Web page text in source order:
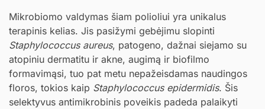
Mikrobiomo valdymas šiam polioliui yra unikalus
terapinis kelias. Jis pasižymi gebėjimu slopinti
Staphylococcus aureus, patogeno, dažnai siejamo su
atopiniu dermatitu ir akne, augimą ir biofilmo
formavimąsi, tuo pat metu nepažeisdamas naudingos
floros, tokios kaip Staphylococcus epidermidis. Šis
selektyvus antimikrobinis poveikis padeda palaikyti